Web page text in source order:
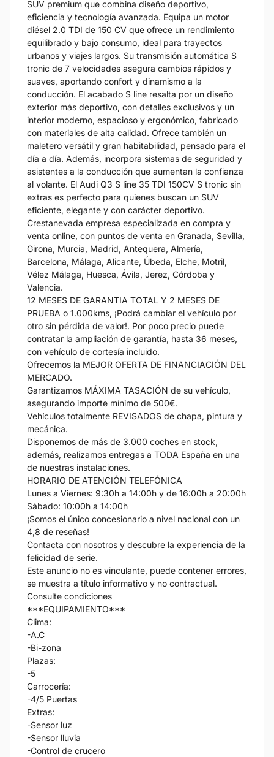
SUV premium que combina diseño deportivo,
eficiencia y tecnología avanzada. Equipa un motor
diésel 2.0 TDI de 150 CV que ofrece un rendimiento
equilibrado y bajo consumo, ideal para trayectos
urbanos y viajes largos. Su transmisión automática S
tronic de 7 velocidades asegura cambios rápidos y
suaves, aportando confort y dinamismo a la
conducción. El acabado S line resalta por un diseño
exterior más deportivo, con detalles exclusivos y un
interior moderno, espacioso y ergonómico, fabricado
con materiales de alta calidad. Ofrece también un
maletero versátil y gran habitabilidad, pensado para el
día a día. Además, incorpora sistemas de seguridad y
asistentes a la conducción que aumentan la confianza
al volante. El Audi Q3 S line 35 TDI 150CV S tronic sin
extras es perfecto para quienes buscan un SUV
eficiente, elegante y con carácter deportivo.
Crestanevada empresa especializada en compra y
venta online, con puntos de venta en Granada, Sevilla,
Girona, Murcia, Madrid, Antequera, Almería,
Barcelona, Málaga, Alicante, Úbeda, Elche, Motril,
Vélez Málaga, Huesca, Ávila, Jerez, Córdoba y
Valencia.
12 MESES DE GARANTIA TOTAL Y 2 MESES DE
PRUEBA o 1.000kms, ¡Podrá cambiar el vehículo por
otro sin pérdida de valor!. Por poco precio puede
contratar la ampliación de garantía, hasta 36 meses,
con vehículo de cortesía incluido.
Ofrecemos la MEJOR OFERTA DE FINANCIACIÓN DEL
MERCADO.
Garantizamos MÁXIMA TASACIÓN de su vehículo,
asegurando importe mínimo de 500€.
Vehículos totalmente REVISADOS de chapa, pintura y
mecánica.
Disponemos de más de 3.000 coches en stock,
además, realizamos entregas a TODA España en una
de nuestras instalaciones.
HORARIO DE ATENCIÓN TELEFÓNICA
Lunes a Viernes: 9:30h a 14:00h y de 16:00h a 20:00h
Sábado: 10:00h a 14:00h
¡Somos el único concesionario a nivel nacional con un
4,8 de reseñas!
Contacta con nosotros y descubre la experiencia de la
felicidad de serie.
Este anuncio no es vinculante, puede contener errores,
se muestra a título informativo y no contractual.
Consulte condiciones
***EQUIPAMIENTO***
Clima:
-A.C
-Bi-zona
Plazas:
-5
Carrocería:
-4/5 Puertas
Extras:
-Sensor luz
-Sensor lluvia
-Control de crucero